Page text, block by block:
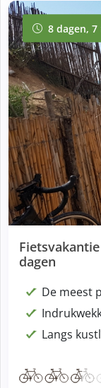
8 dagen,
8 dagen,
dagen
De meest
Langs